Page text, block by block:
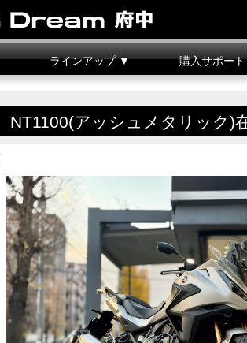
ラインアップ ▼ 購入サポー
NT1100(アッシュメタリック)